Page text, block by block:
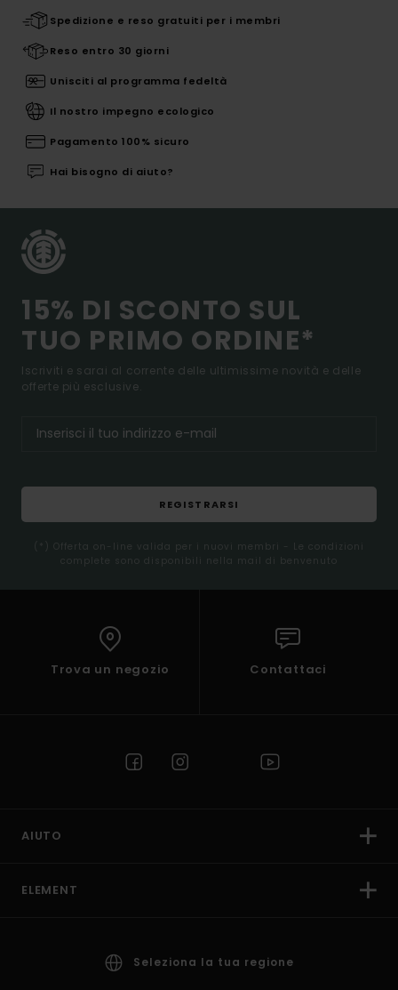
Spedizione e reso gratuiti per i membri
Reso entro 30 giorni
Unisciti al programma fedeltà
Il nostro impegno ecologico
Pagamento 100% sicuro
Hai bisogno di aiuto?
15% DI SCONTO SUL
TUO PRIMO ORDINE*
Iscriviti e sarai al corrente delle ultimissime novità e delle
offerte più esclusive.
REGISTRARSI
(*) Offerta on-line valida per i nuovi membri - Le condizioni
complete sono disponibili nella mail di benvenuto
Trova un negozio Contattaci
AIUTO
ELEMENT
Seleziona la tua regione